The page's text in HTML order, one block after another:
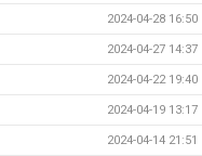
2024-04-28 16:50
2024-04-27 14:37
2024-04-22 19:40
2024-04-19 13:17
2024-04-14 21:51